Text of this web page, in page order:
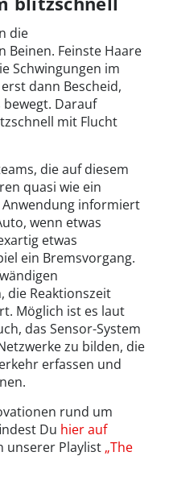
die
Beinen. Feinste Haare
Schwingungen im
dann Bescheid,
bewegt. Darauf
mit Flucht
die auf diesem
quasi wie ein
informiert
wenn etwas
etwas
ein Bremsvorgang.
die Reaktionszeit
Möglich ist es laut
das Sensor-System
zu bilden, die
erfassen und
rund um
Du hier auf
unserer Playlist „The